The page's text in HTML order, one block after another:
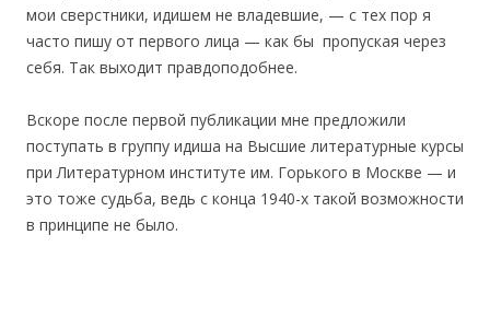
мои сверстники, идишем не владевшие, — с тех пор я
часто пишу от первого лица — как бы пропуская через
себя. Так выходит правдоподобнее.
Вскоре после первой публикации мне предложили
поступать в группу идиша на Высшие литературные курсы
при Литературном институте им. Горького в Москве — и
это тоже судьба, ведь с конца 1940-х такой возможности
в принципе не было.